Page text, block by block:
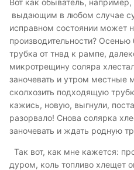
знаю об этой систем всё.
8.5 лет)) Видимо я
эксперта. У него ж насос
одинаковые, насосы тоже,
И да, он профессионал, он
выдающим в любом случае
исправном состоянии может
производительности? Осенью
трубка от тнвд к рампе,
микротрещину соляра
заночевать и утром местные
сколхозить подходящую
кажись, новую, выгнули,
разорвало! Снова солярка
заночевать и ждать родную
Так вот, как мне кажется:
дуром, коль топливо хлещет